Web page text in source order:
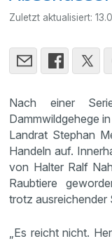
Zuletzt aktualisiert:
Nach einer
Dammwildgehege
Landrat Stephan
Handeln auf.
von Halter Ralf
Raubtiere
trotz ausreichender
„Es reicht nicht.